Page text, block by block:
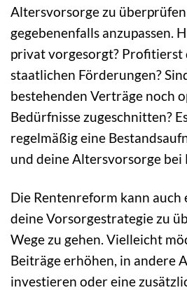
Altersvorsorge zu
gegebenenfalls anzupassen.
privat vorgesorgt? Profitierst
staatlichen Förderungen?
bestehenden Verträge noch
Bedürfnisse zugeschnitten?
regelmäßig eine
und deine Altersvorsorge bei
Die Rentenreform kann auch
deine Vorsorgestrategie zu
Wege zu gehen. Vielleicht
Beiträge erhöhen, in andere
investieren oder eine